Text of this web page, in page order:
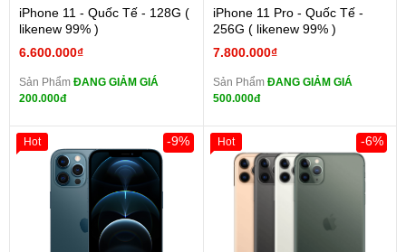
iPhone 11 - Quốc Tế - 128G (
likenew 99% )
6.600.000₫
Sản Phẩm ĐANG GIẢM GIÁ
200.000đ
iPhone 11 Pro - Quốc Tế -
256G ( likenew 99% )
7.800.000₫
Sản Phẩm ĐANG GIẢM GIÁ
500.000đ
-9%
Hot -6%
Hot